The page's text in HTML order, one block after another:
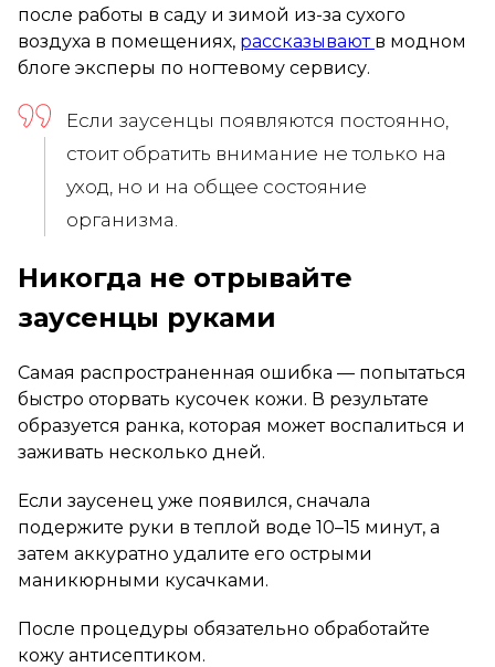
после работы в саду и зимой из-за сухого
воздуха в помещениях, рассказывают в модном
блоге эксперы по ногтевому сервису.
Если заусенцы появляются постоянно,
стоит обратить внимание не только на
уход, но и на общее состояние
организма.
Никогда не отрывайте
заусенцы руками
Самая распространенная ошибка — попытаться
быстро оторвать кусочек кожи. В результате
образуется ранка, которая может воспалиться и
заживать несколько дней.
Если заусенец уже появился, сначала
подержите руки в теплой воде 10–15 минут, а
затем аккуратно удалите его острыми
маникюрными кусачками.
После процедуры обязательно обработайте
кожу антисептиком.